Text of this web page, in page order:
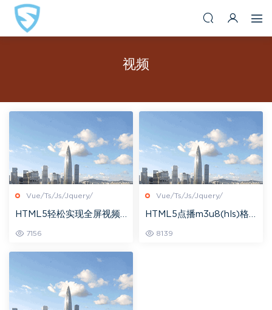
视频
Vue/Ts/Js/Jquery/
HTML5轻松实现全屏视频
7156
Vue/Ts/Js/Jquery/
HTML5点播m3u8(hls)格
8139